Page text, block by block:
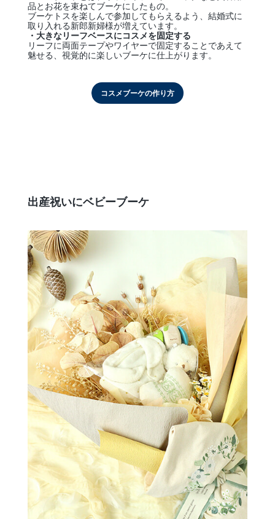
品とお花を束ねてブーケにしたもの。
ブーケトスを楽しんで参加してもらえるよう、結婚式に
取り入れる新郎新婦様が増えています。
・大きなリーフベースにコスメを固定する
リーフに両面テープやワイヤーで固定することであえて
魅せる、視覚的に楽しいブーケに仕上がります。
コスメブーケの作り方
出産祝いにベビーブーケ